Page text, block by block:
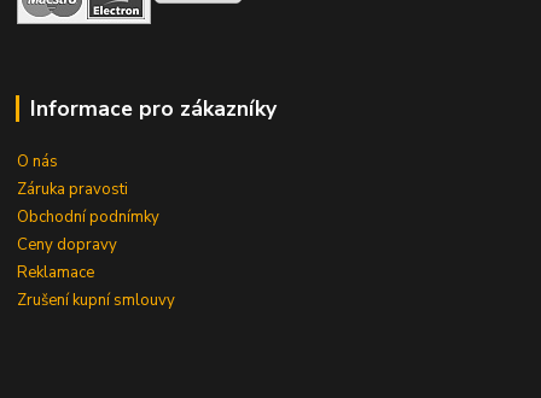
Informace pro zákazníky
O nás
Záruka pravosti
Obchodní podnímky
Ceny dopravy
Reklamace
Zrušení kupní smlouvy